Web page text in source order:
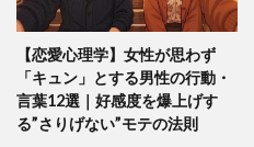
【恋愛心理学】女性が思わず
「キュン」とする男性の行動・
言葉12選｜好感度を爆上げす
る”さりげない”モテの法則